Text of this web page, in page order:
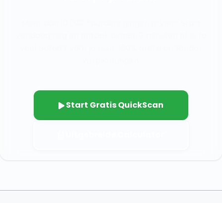
Start Gratis QuickScan